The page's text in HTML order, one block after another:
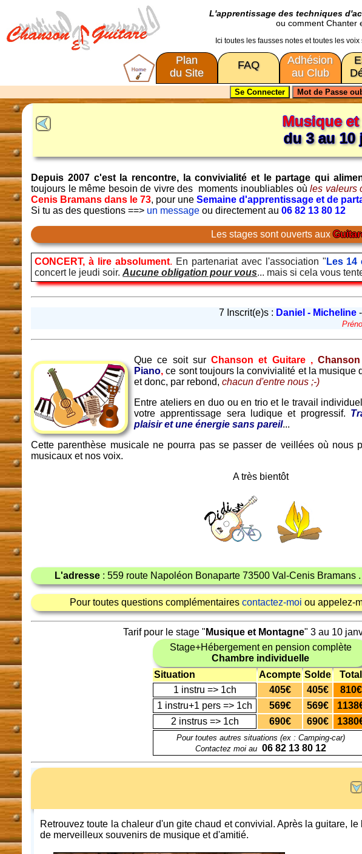
L'apprentissage des techniques
ou comment Chanter
Ici toutes les fausses notes et toutes les
Plan
du Site
FAQ
Adhésion
au Club
Musique
du 3 au 10
Depuis 2007 c'est la rencontre, la convivialité et le partage qui
toujours le même besoin de vivre des moments inoubliables oùles valeurs
Cenis Bramans dans le 73, pour uneSemaine d'apprentissage et de
Si tu as des questions ==> un message ou directement au06 82 13 80 12
Les stages sont ouverts aux
CONCERT, à lire absolument. En partenariat avec l'association " Les 14
concert le jeudi soir.Aucune obligation pour vous... mais si cela vous
7 Inscrit(e)s : Daniel - Micheline-
Que ce soit surChanson et Guitare ,
Piano,ce sont toujours la convivialité et la musique
et donc, par rebond,chacun d'entre nous ;-)
Entre ateliers en duo ou en trio et le travail
votre apprentissage sera ludique et progressif.
plaisir et une énergie sans pareil...
Cette parenthèse musicale ne pourra pas se passer de veillées où nous
musicaux et nos voix.
A très bientôt
L'adresse: 559 route Napoléon Bonaparte 73500 Val-Cenis Bramans .
Pour toutes questions complémentairescontactez-moi ou appelez-
Tarif pour le stage " Musique et Montagne" 3 au 10
Stage+Hébergement en pension complète
Chambre individuelle
Situation
Acompte Solde
Total
1 instru => 1ch
405€ 405€
810€
1 instru+1 pers => 1ch
569€ 569€
2 instrus => 1ch
690€ 690€
Pour toutes autres situations (ex : Camping-car)
Contactez moi au 06 82 13 80 12
Retrouvez toute la chaleur d'un gite chaud et convivial. Après la guitare,
de merveilleux souvenirs de musique et d'amitié.